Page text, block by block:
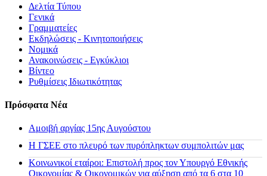
Δελτία Τύπου
Γενικά
Γραμματείες
Εκδηλώσεις - Κινητοποιήσεις
Νομικά
Ανακοινώσεις - Εγκύκλιοι
Βίντεο
Ρυθμίσεις Ιδιωτικότητας
Πρόσφατα Νέα
Αμοιβή αργίας 15ης Αυγούστου
H ΓΣΕΕ στο πλευρό των πυρόπληκτων συμπολιτών μας
Κοινωνικοί εταίροι: Επιστολή προς τον Υπουργό Εθνικής
Οικονομίας & Οικονομικών για αύξηση από τα 6 στα 10